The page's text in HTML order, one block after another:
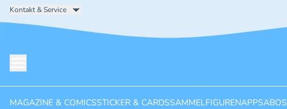
Kontakt & Service
MAGAZINE & COMICSSTICKER & CARDSSAMMELFIGURENAPPSABOS